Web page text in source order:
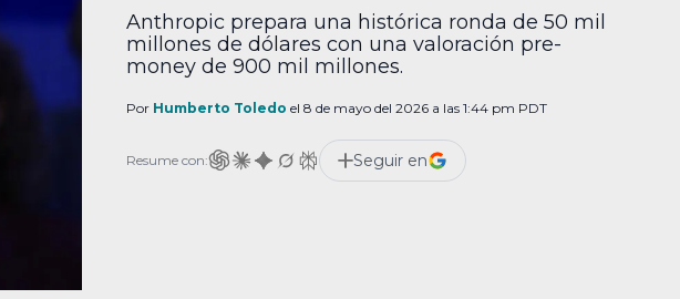
Anthropic prepara una histórica ronda de 50 mil
millones de dólares con una valoración pre-
money de 900 mil millones.
Por Humberto Toledo el 8 de mayo del 2026 a las 1:44 pm PDT
Resume con: Seguir en